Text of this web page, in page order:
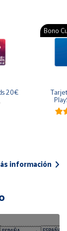
20€
Bono
información